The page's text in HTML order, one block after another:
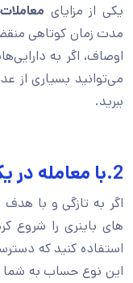
یکی از مزایای
مدت زمان کوتاهی
اوصاف، اگر به
می‌توانید بسیاری از
ببرید.
2.با معامله در یک حساب دمو شروع کنید
اگر به تازگی و با هدف
های باینری را شروع
استفاده کنید که
این نوع حساب به